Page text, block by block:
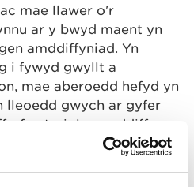
mae llawer o'r
ar y bwyd maent yn
amddiffyniad. Yn
i fywyd gwyllt a
mae aberoedd hefyd yn
lleoedd gwych ar gyfer
naturiol o amddiffyn
llygredd.
yn diogelu'r lleoedd